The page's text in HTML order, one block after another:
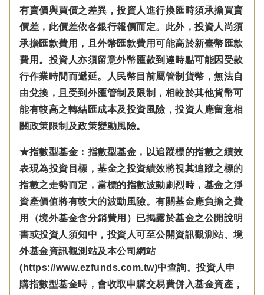
有賣價與買價之差異，投資人進行換匯時須承擔買賣
價差，此價差依各銀行報價而定。此外，投資人尚須
承擔匯款費用，且外幣匯款費用可能高於新臺幣匯款
費用。投資人亦須留意外幣匯款到達時點可能因受款
行作業時間而遞延。人民幣目前屬管制貨幣，無法自
由兌換，且受到外匯管制及限制，相較於其他貨幣可
能有較高之轉結匯成本及投資風險，投資人應留意相
關政策限制及政策變動風險。
★指數型基金：指數型基金，以追蹤標的指數之績效
表現為投資目標，基金之投資績效將視其追蹤之標的
指數之走勢而定，當標的指數波動劇烈時，基金之淨
資產價值將有較大的波動風險。有關基金應負擔之費
用（境外基金含分銷費用）已揭露於基金之公開說明
書或投資人須知中，投資人可至公開資訊觀測站、境
外基金資訊觀測站及本公司網站
(https://www.ezfunds.com.tw)中查詢。投資人申
購指數型基金時，會收取申購交易費併入基金資產，